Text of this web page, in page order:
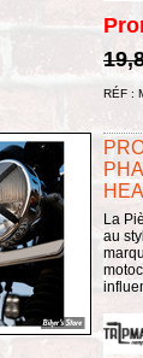
RÉF :
La
au